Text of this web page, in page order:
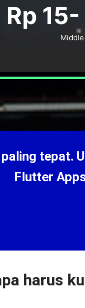
Rp 15-
tepat.
Flutter
harus